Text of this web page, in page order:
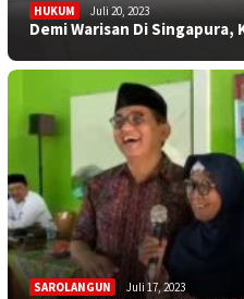
HUKUM Juli 20, 2023
Demi Warisan Di
SAROLANGUN Juli 17, 2023